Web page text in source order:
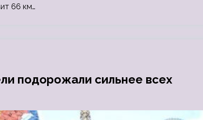
66 км…
подорожали сильнее всех